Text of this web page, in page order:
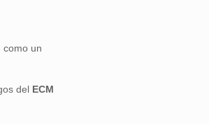
como un
del ECM